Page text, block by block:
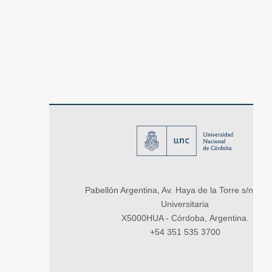
Pabellón Argentina, Av. Haya de la Torre s/n,
Universitaria
X5000HUA - Córdoba, Argentina.
+54 351 535 3700